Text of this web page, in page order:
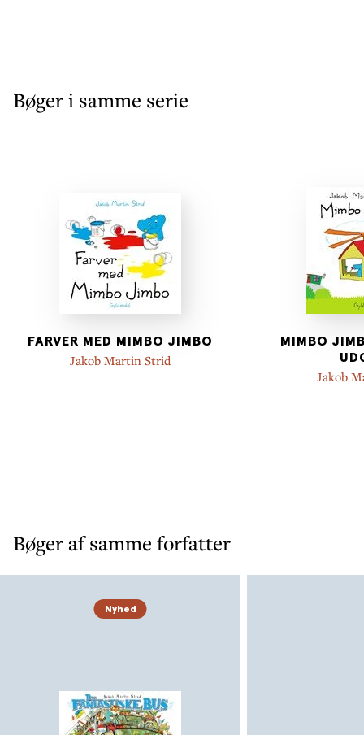
Bøger i samme serie
FARVER MED MIMBO JIMBO
Jakob Martin Strid
MIMBO
Jakob
Bøger af samme forfatter
Nyhed